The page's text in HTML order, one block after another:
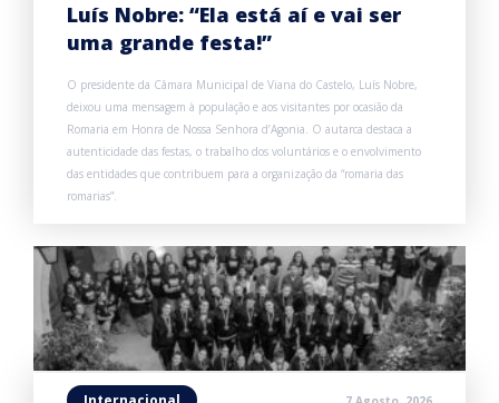
Luís Nobre: “Ela está aí e vai ser
uma grande festa!”
O presidente da Câmara Municipal de Viana do Castelo, Luís Nobre,
deixou uma mensagem à população e aos visitantes por ocasião da
Romaria em Honra de Nossa Senhora d’Agonia. O autarca destaca a
autenticidade das festas, o trabalho dos voluntários e o envolvimento
das entidades que contribuem para a organização da “romaria das
romarias”.